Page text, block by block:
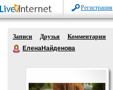
Регистрация
Записи Друзья
Комментарии
ЕленаНайденова